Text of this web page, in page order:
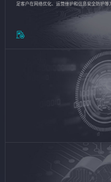
足客户在网络优化、运营维护和信息安全防护